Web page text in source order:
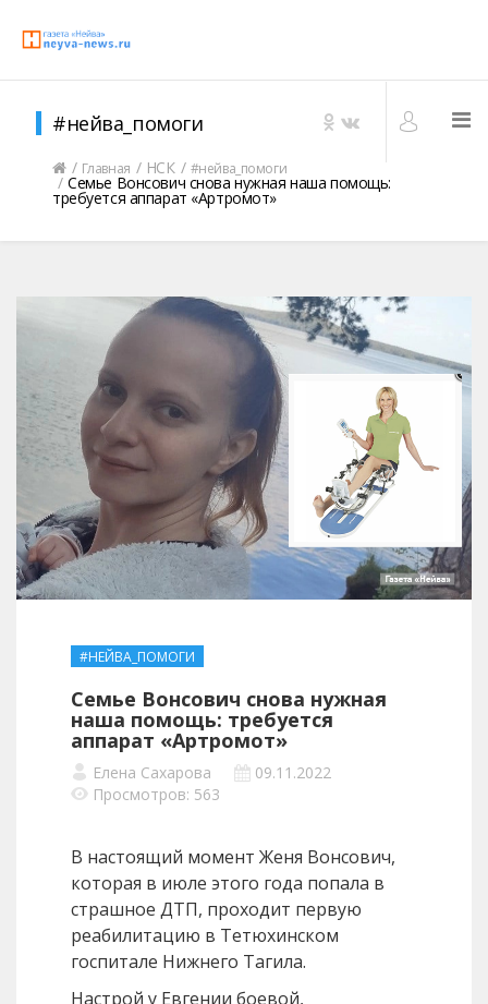
#нейва_помоги
Главная НСК #нейва_помоги
Семье Вонсович снова нужная наша помощь:
требуется аппарат «Артромот»
#НЕЙВА_ПОМОГИ
Семье Вонсович снова нужная
наша помощь: требуется
аппарат «Артромот»
Елена Сахарова
09.11.2022
Просмотров: 563
В настоящий момент Женя Вонсович,
которая в июле этого года попала в
страшное ДТП, проходит первую
реабилитацию в Тетюхинском
госпитале Нижнего Тагила.
Настрой у Евгении боевой,